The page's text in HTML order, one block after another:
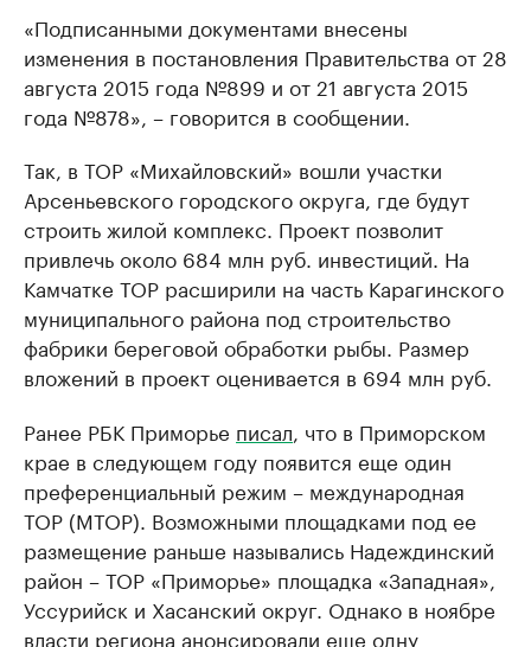
«Подписанными документами внесены
изменения в постановления Правительства от 28
августа 2015 года №899 и от 21 августа 2015
года №878», – говорится в сообщении.
Так, в ТОР «Михайловский» вошли участки
Арсеньевского городского округа, где будут
строить жилой комплекс. Проект позволит
привлечь около 684 млн руб. инвестиций. На
Камчатке ТОР расширили на часть Карагинского
муниципального района под строительство
фабрики береговой обработки рыбы. Размер
вложений в проект оценивается в 694 млн руб.
Ранее РБК Приморье писал , что в Приморском
крае в следующем году появится еще один
преференциальный режим – международная
ТОР (МТОР). Возможными площадками под ее
размещение раньше назывались Надеждинский
район – ТОР «Приморье» площадка «Западная»,
Уссурийск и Хасанский округ. Однако в ноябре
власти региона анонсировали еще одну